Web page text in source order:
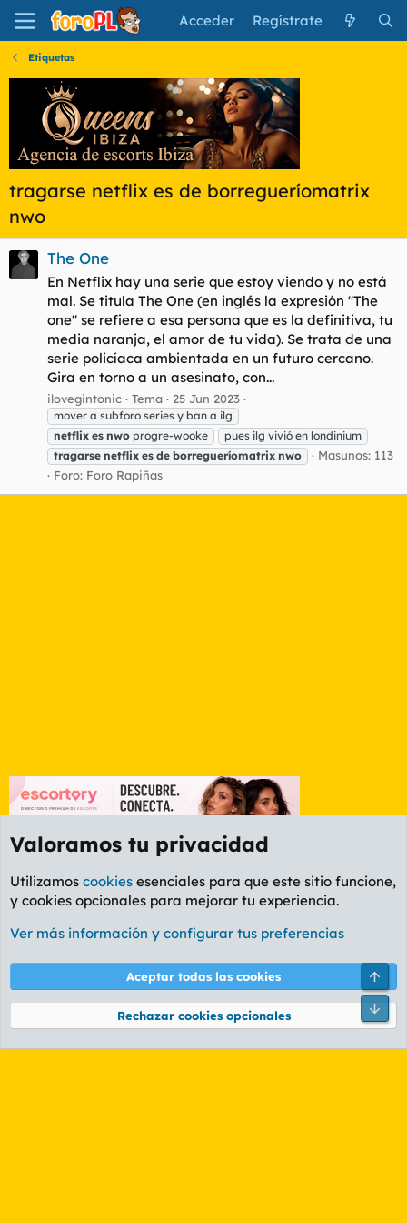
Acceder Regístrate
Etiquetas
tragarse netflix es de borregueríomatrix
nwo
The One
En Netflix hay una serie que estoy viendo y no está
mal. Se titula The One (en inglés la expresión "The
one" se refiere a esa persona que es la definitiva, tu
media naranja, el amor de tu vida). Se trata de una
serie policíaca ambientada en un futuro cercano.
Gira en torno a un asesinato, con...
ilovegintonic Tema 25 Jun 2023
mover a subforo series y ban a ilg
netflix es nwo progre-wooke
pues ilg vivió en londinium
tragarse netflix es de borregueríomatrix nwo
Masunos: 113
Foro: Foro Rapiñas
Etiquetas
Cookies
PL OLDSTYLE AMARILLO
Términos y reglas Política de privacidad Ayuda
Community platform by XenForo® © 2010-2026 XenForo Ltd.
Valoramos tu privacidad
Utilizamos cookies esenciales para que este sitio funcione,
y cookies opcionales para mejorar tu experiencia.
Ver más información y configurar tus preferencias
Aceptar todas las cookies
Rechazar cookies opcionales
Pie